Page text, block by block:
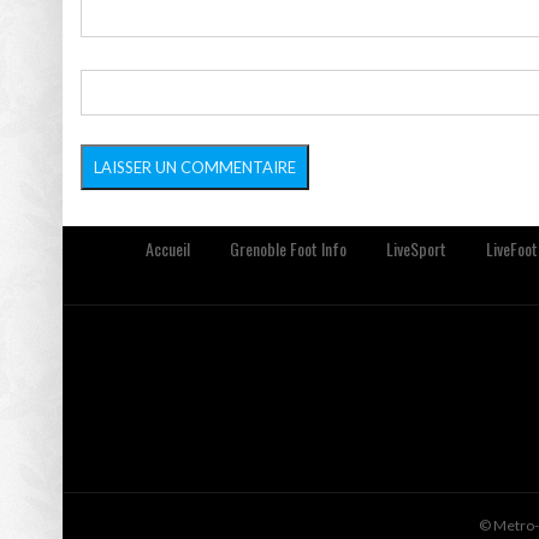
Accueil Grenoble Foot Info LiveSport LiveFoot
© Metro-